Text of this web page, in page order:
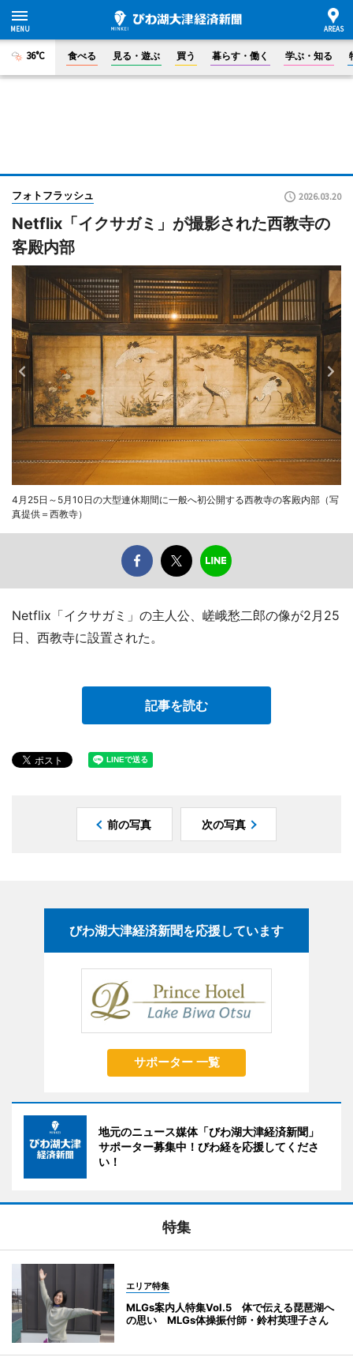
36°C 食べる 見る・遊ぶ 買う 暮らす・働く 学ぶ・知る
フォトフラッシュ 2026.03.20
Netflix「イクサガミ」が撮影された西教寺の
客殿内部
4月25日～5月10日の大型連休期間に一般へ初公開する西教寺の客殿内部（写
真提供＝西教寺）
Netflix「イクサガミ」の主人公、嵯峨愁二郎の像が2月25
日、西教寺に設置された。
記事を読む
前の写真 次の写真
びわ湖大津経済新聞を応援しています
サポーター 一覧
地元のニュース媒体「びわ湖大津経済新聞」
サポーター募集中！びわ経を応援してくださ
い！
特集
エリア特集
MLGs案内人特集Vol.5 体で伝える琵琶湖へ
の思い MLGs体操振付師・鈴村英理子さん